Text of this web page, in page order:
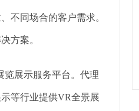
不同场合的客户需求。
方案。
览展示服务平台。代理
等行业提供VR全景展